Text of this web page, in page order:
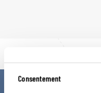
Consentement